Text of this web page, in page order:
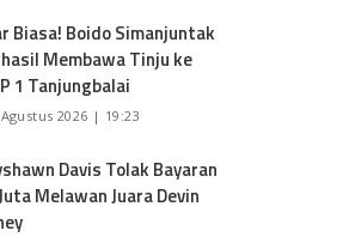
Biasa! Boido Simanjuntak
Membawa Tinju ke
1 Tanjungbalai
2026 | 19:23
Davis Tolak Bayaran
Melawan Juara Devin